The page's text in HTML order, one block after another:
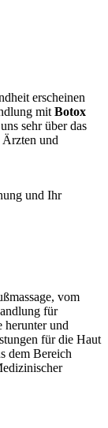
erscheinen
mit Botox
sehr über das
und
und Ihr
vom
für
herunter und
für die Haut
dem Bereich